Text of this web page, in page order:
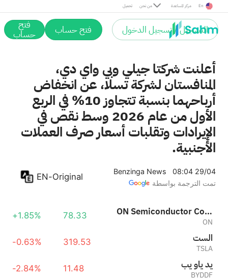
تحميل من نحن مركز المساعدة En
التسجيل / تسجيل الدخول فتح حساب فتح
حساب
بي واي دي
BYDDF
GEELY AUTOMOBILE HOLDINGS LIMITED SPON ADS EACH REP 20 ORD
GELHY
47.29
-3.32%
أعلنت شركتا جيلي وبي واي دي،
المنافستان لشركة تسلا، عن انخفاض
أرباحهما بنسبة تتجاوز 10% في الربع
الأول من عام 2026 وسط نقص في
الإيرادات وتقلبات أسعار صرف العملات
الأجنبية.
Benzinga News
08:04 29/04
تمت الترجمة بواسطة
EN-Original
ON Semiconductor Corporation
ON
78.33
+1.85%
تسلا
TSLA
319.53
-0.63%
بي واي دي
BYDDF
11.48
-2.84%